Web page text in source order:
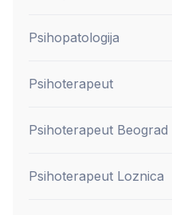
Psihopatologija
Psihoterapeut
Psihoterapeut Beograd
Psihoterapeut Loznica